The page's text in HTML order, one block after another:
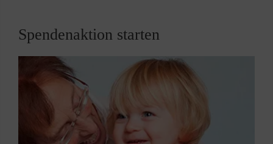
Spendenaktion starten